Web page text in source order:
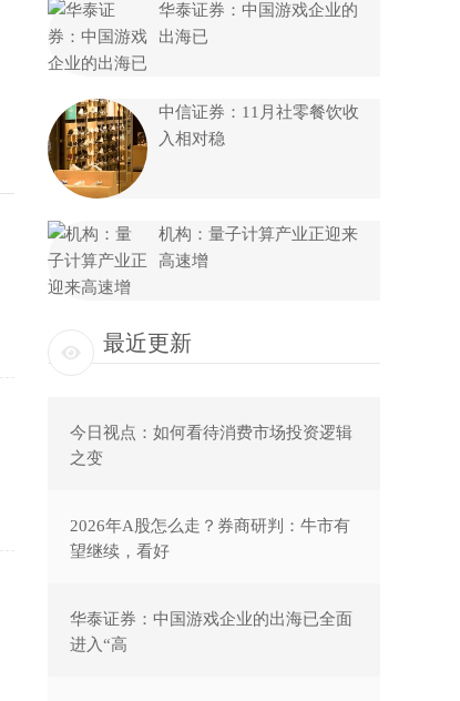
华泰证券：中国游戏企业的
出海已
中信证券：11月社零餐饮收
入相对稳
机构：量子计算产业正迎来
高速增
最近更新
今日视点：如何看待消费市场投资逻辑
之变
2026年A股怎么走？券商研判：牛市有
望继续，看好
华泰证券：中国游戏企业的出海已全面
进入“高